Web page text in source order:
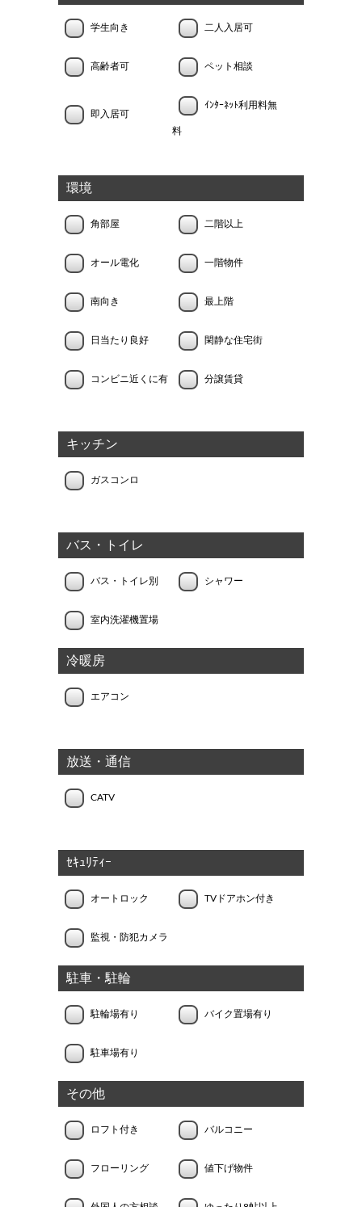
学生向き 二人入居可
高齢者可 ペット相談
即入居可
ｲﾝﾀｰﾈｯﾄ利用料無
料
環境
角部屋 二階以上
オール電化 一階物件
南向き 最上階
日当たり良好 閑静な住宅街
コンビニ近くに有 分譲賃貸
キッチン
ガスコンロ
バス・トイレ
バス・トイレ別 シャワー
室内洗濯機置場
冷暖房
エアコン
放送・通信
CATV
ｾｷｭﾘﾃｨｰ
オートロック TVドアホン付き
監視・防犯カメラ
駐車・駐輪
駐輪場有り バイク置場有り
駐車場有り
その他
ロフト付き バルコニー
フローリング 値下げ物件